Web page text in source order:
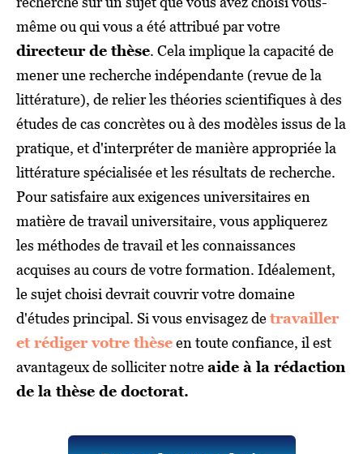
même ou qui vous a été attribué par votre
directeur de thèse. Cela implique la capacité de
mener une recherche indépendante (revue de la
littérature), de relier les théories scientifiques à des
études de cas concrètes ou à des modèles issus de la
pratique, et d'interpréter de manière appropriée la
littérature spécialisée et les résultats de recherche.
Pour satisfaire aux exigences universitaires en
matière de travail universitaire, vous appliquerez
les méthodes de travail et les connaissances
acquises au cours de votre formation. Idéalement,
le sujet choisi devrait couvrir votre domaine
d'études principal. Si vous envisagez detravailler
et rédiger votre thèseen toute confiance, il est
avantageux de solliciter notreaide à la rédaction
de la thèse de doctorat.